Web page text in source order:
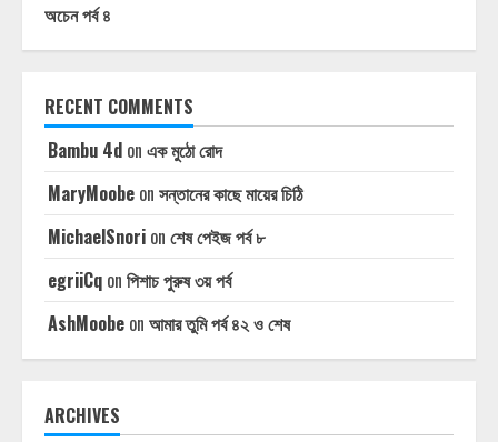
অচেন পর্ব ৪
RECENT COMMENTS
Bambu 4d on এক মুঠো রোদ
MaryMoobe on সন্তানের কাছে মায়ের চিঠি
MichaelSnori on শেষ পেইজ পর্ব ৮
egriiCq on পিশাচ পুরুষ ৩য় পর্ব
AshMoobe on আমার তুমি পর্ব ৪২ ও শেষ
ARCHIVES